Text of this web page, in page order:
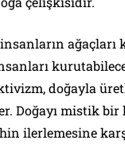
ağaçları
doğayla
Doğayı mistik
ilerlemesine